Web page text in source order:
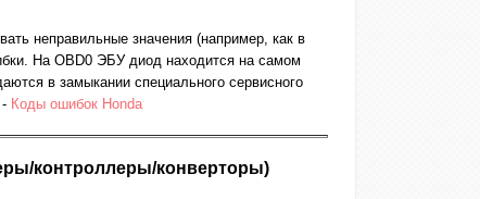
неправильные значения (например, как в
На OBD0 ЭБУ диод находится на самом
в замыкании специального сервисного
Коды ошибок Honda
контроллеры/конверторы)